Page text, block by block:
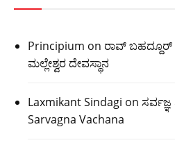
Principium on ರಾವ್ ಬಹದ್ದೂರ್
ಮಲ್ಲೇಶ್ವರ ದೇವಸ್ಥಾನ
Laxmikant Sindagi on
Sarvagna Vachana